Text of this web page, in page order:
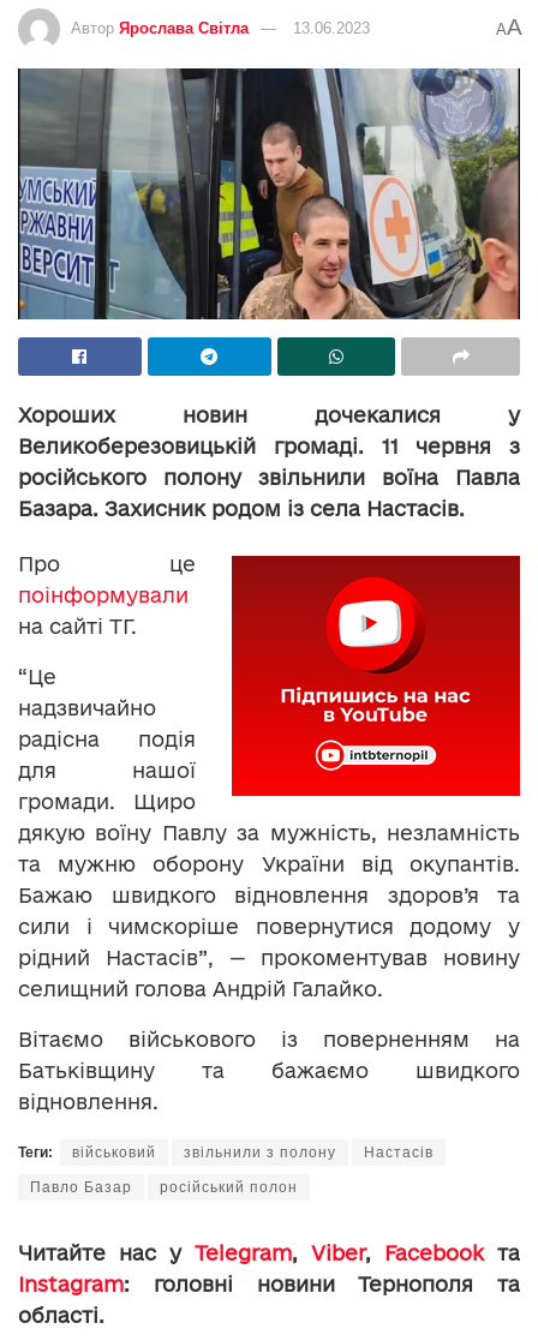
Автор Ярослава Світла 13.06.2023 AA
Хороших новин дочекалися у
Великоберезовицькій громаді. 11 червня з
російського полону звільнили воїна Павла
Базара. Захисник родом із села Настасів.
Про це
поінформували
на сайті ТГ.
“Це
надзвичайно
радісна подія
для нашої
громади. Щиро
дякую воїну Павлу за мужність, незламність
та мужню оборону України від окупантів.
Бажаю швидкого відновлення здоров’я та
сили і чимскоріше повернутися додому у
рідний Настасів”, — прокоментував новину
селищний голова Андрій Галайко.
Вітаємо військового із поверненням на
Батьківщину та бажаємо швидкого
відновлення.
Теги: військовий звільнили з полону Настасів
Павло Базар російський полон
Читайте нас у Telegram, Viber, Facebookта
Instagram: головні новини Тернополя та
області.